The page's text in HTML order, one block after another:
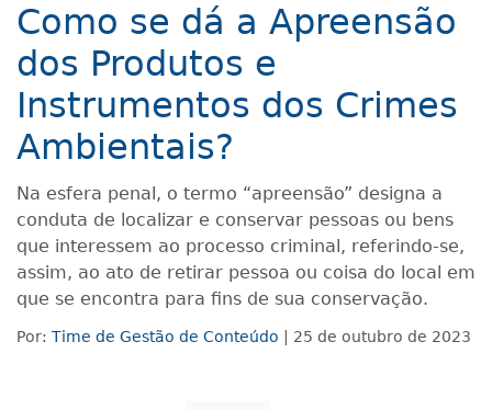
Como se dá a Apreensão
dos Produtos e
Instrumentos dos Crimes
Ambientais?
Na esfera penal, o termo “apreensão” designa a
conduta de localizar e conservar pessoas ou bens
que interessem ao processo criminal, referindo-se,
assim, ao ato de retirar pessoa ou coisa do local em
que se encontra para fins de sua conservação.
Por: Time de Gestão de Conteúdo | 25 de outubro de 2023